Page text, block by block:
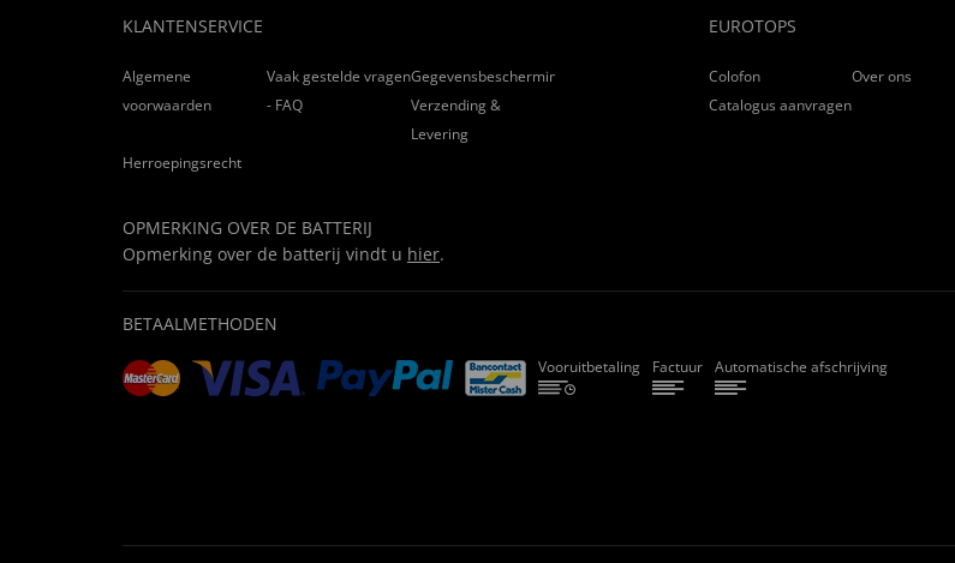
KLANTENSERVICE
Algemene
voorwaarden
Vaak gestelde vragen
- FAQ
Gegevensbescherming
Verzending &
Levering
Herroepingsrecht
OPMERKING OVER DE BATTERIJ
Opmerking over de batterij vindt u hier.
EUROTOPS
Colofon Over ons
Catalogus aanvragen
BETAALMETHODEN
Vooruitbetaling Factuur Automatische afschrijving